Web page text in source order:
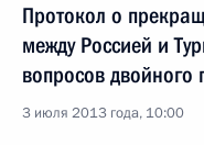
Протокол о
между Россией и
вопросов двойного
3 июля 2013 года, 10:00